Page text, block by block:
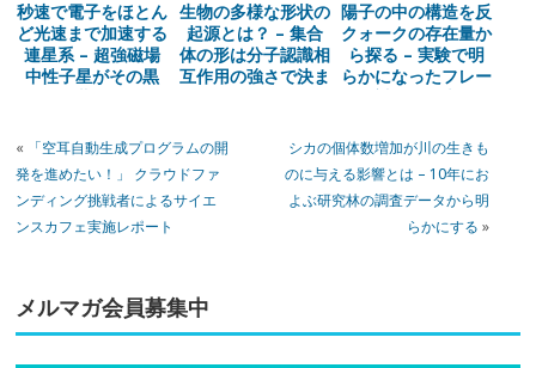
秒速で電子をほとん
ど光速まで加速する
連星系 – 超強磁場
中性子星がその黒
生物の多様な形状の
起源とは？ – 集合
体の形は分子認識相
互作用の強さで決ま
陽子の中の構造を反
クォークの存在量か
ら探る – 実験で明
らかになったフレー
«
「空耳自動生成プログラムの開
発を進めたい！」 クラウドファ
ンディング挑戦者によるサイエ
ンスカフェ実施レポート
シカの個体数増加が川の生きも
のに与える影響とは – 10年にお
よぶ研究林の調査データから明
らかにする »
メルマガ会員募集中